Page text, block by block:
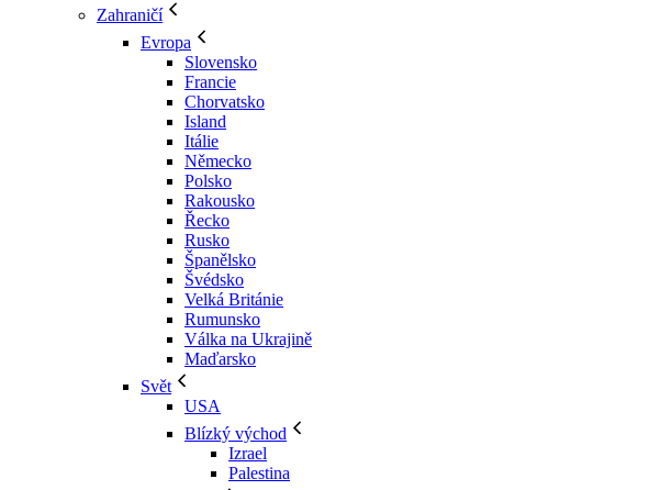
Zahraničí
Evropa
Slovensko
Francie
Chorvatsko
Island
Itálie
Německo
Polsko
Rakousko
Řecko
Rusko
Španělsko
Švédsko
Velká Británie
Rumunsko
Válka na Ukrajině
Maďarsko
Svět
USA
Blízký východ
Izrael
Palestina